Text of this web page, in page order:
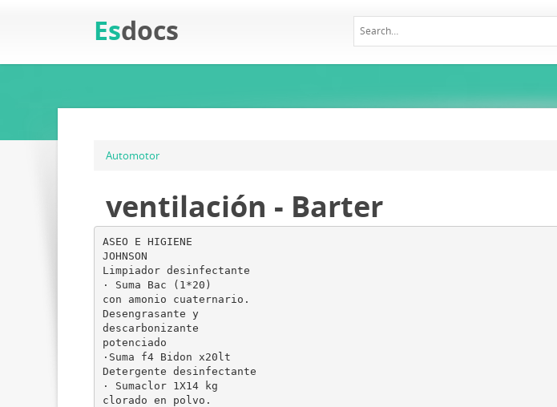
Esdocs
Automotor
ventilación - Barter
ASEO E HIGIENE
JOHNSON
Limpiador desinfectante
· Suma Bac (1*20)
con amonio cuaternario.
Desengrasante y
descarbonizante
potenciado
·Suma f4 Bidon x20lt
Detergente desinfectante
· Sumaclor 1X14 kg
clorado en polvo.